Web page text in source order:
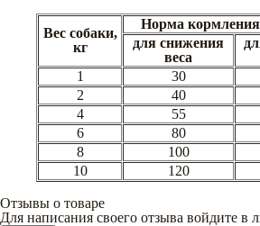
Вес собаки,
кг
Норма
для снижения
веса
1
30
2
40
4
55
6
80
8
100
10
120
Отзывы о товаре
Для написания своего отзыва войдите в